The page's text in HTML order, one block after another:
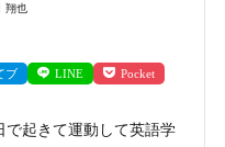
翔也
ブ LINE Pocket
起きて運動して英語学